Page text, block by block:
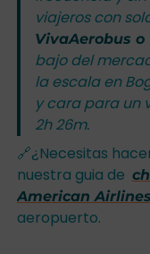
viajeros con
VivaAerobus o
bajo del
la escala en
y cara para un
2h 26m.
🔗¿Necesitas
nuestra guia de
American Airlines
aeropuerto.